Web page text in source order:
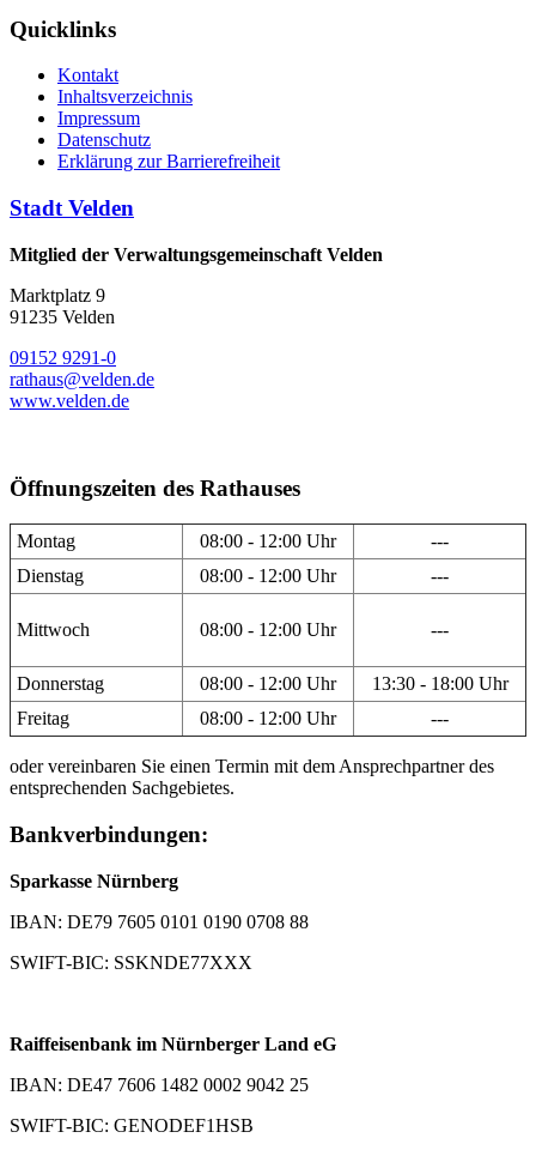
Quicklinks
Kontakt
Inhaltsverzeichnis
Impressum
Datenschutz
Erklärung zur Barrierefreiheit
Stadt Velden
Mitglied der Verwaltungsgemeinschaft Velden
Marktplatz 9
91235 Velden
09152 9291-0
rathaus@velden.de
www.velden.de
Öffnungszeiten des Rathauses
Montag 08:00 - 12:00 Uhr
---
Dienstag
08:00 - 12:00 Uhr ---
Mittwoch 08:00 - 12:00 Uhr ---
Donnerstag 08:00 - 12:00 Uhr
13:30 - 18:00 Uhr
Freitag
08:00 - 12:00 Uhr ---
oder vereinbaren Sie einen Termin mit dem Ansprechpartner des
entsprechenden Sachgebietes.
Bankverbindungen:
Sparkasse Nürnberg
IBAN: DE79 7605 0101 0190 0708 88
SWIFT-BIC: SSKNDE77XXX
Raiffeisenbank im Nürnberger Land eG
IBAN: DE47 7606 1482 0002 9042 25
SWIFT-BIC: GENODEF1HSB